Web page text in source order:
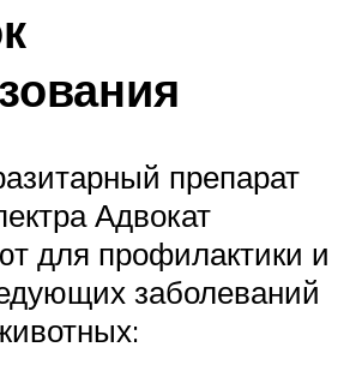
препарат
Адвокат
для профилактики и
заболеваний